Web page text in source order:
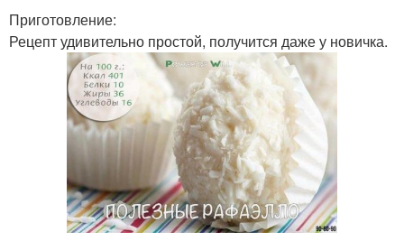
Приготовление:
Рецепт удивительно простой, получится даже у новичка.